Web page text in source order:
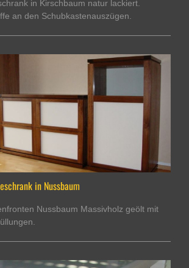
in Kirschbaum natur lackiert.
an den Schubkastenauszügen.
in Nussbaum
Nussbaum Massivholz geölt mit